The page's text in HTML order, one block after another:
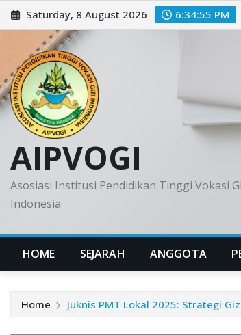
Skip
to
content
Saturday, 8 August 2026 6:34:56 PM
AIPVOGI
Asosiasi Institusi Pendidikan Tinggi Vokasi
Indonesia
HOME SEJARAH ANGGOTA
Home Juknis PMT Lokal 2025: Strategi